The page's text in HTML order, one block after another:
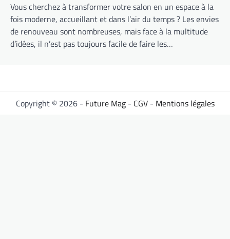
Vous cherchez à transformer votre salon en un espace à la
fois moderne, accueillant et dans l’air du temps ? Les envies
de renouveau sont nombreuses, mais face à la multitude
d’idées, il n’est pas toujours facile de faire les…
Copyright © 2026 - Future Mag- CGV- Mentions légales